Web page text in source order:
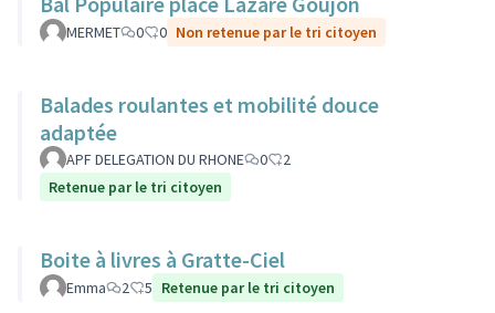
MERMET 0 0 Non retenue par le tri citoyen
Balades roulantes et mobilité douce
adaptée
APF DELEGATION DU RHONE 0
2
Retenue par le tri citoyen
Boite à livres à Gratte-Ciel
Emma 2 5 Retenue par le tri citoyen